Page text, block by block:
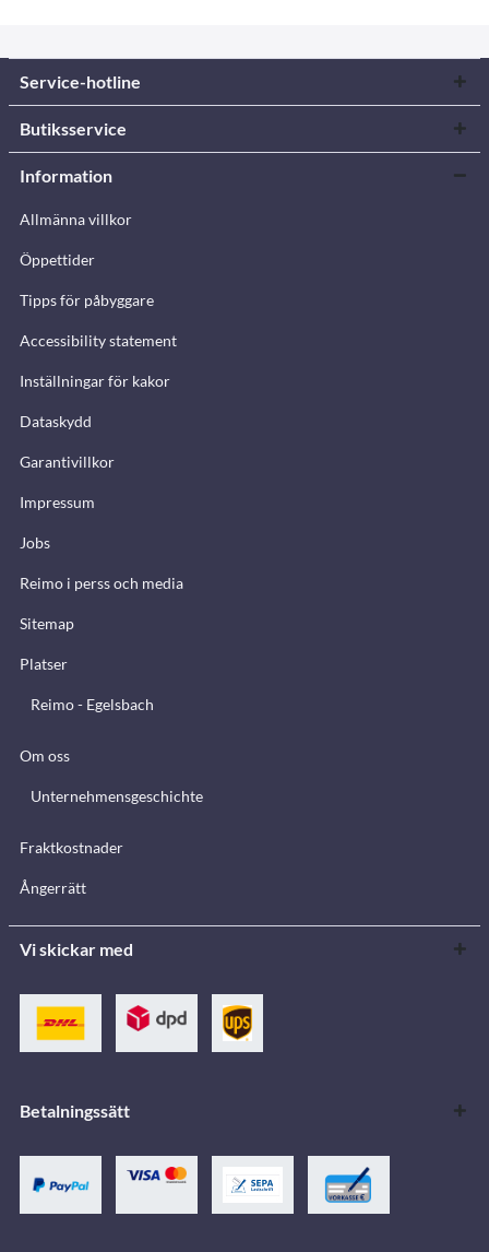
Service-hotline
Butiksservice
Information
Allmänna villkor
Öppettider
Tipps för påbyggare
Accessibility statement
Inställningar för kakor
Dataskydd
Garantivillkor
Impressum
Jobs
Reimo i perss och media
Sitemap
Platser
Reimo - Egelsbach
Om oss
Unternehmensgeschichte
Fraktkostnader
Ångerrätt
Vi skickar med
Betalningssätt